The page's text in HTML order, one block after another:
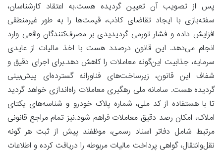
پس از تصویب آن تعیین گردیده هست.به اعتقاد کارشناسان،
سفته‌بازی با ایجاد تقاضای کاذب، قیمت‌ها را به ‌طور غیرمنطقی
افزایش داده و فشار تورمی گردیدیدی بر مصرف‌کنندگان واقعی وارد
انجام می‌دهد. این قانون درصدد هست با اخذ مالیات از عایدی
سرمایه، جذابیت این‌گونه معاملات را کاهش دهد.برای اجرای دقیق و
شفاف این قانون، زیرساخت‌های فناورانه گسترده‌ای پیش‌بینی
گردیده هست. سامانه ملی رهگیری معاملات راه‌اندازی خواهد گردید
تا با هستفاده از کد ملی، شماره پلاک خودرو و شناسه‌های یکتای
املاک، امکان رصد دقیق معاملات فراهم شود.نیز تمام مراجع قانونی
مرتبط شامل دفاتر اسناد رسمی، موظفند پیش از ثبت هر گونه
نقل‌‌وانتقال، گواهی پرداخت مالیات مربوطه را دریافت کرده و اطلاعات